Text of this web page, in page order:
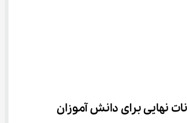
نهایی برای دانش آموزان